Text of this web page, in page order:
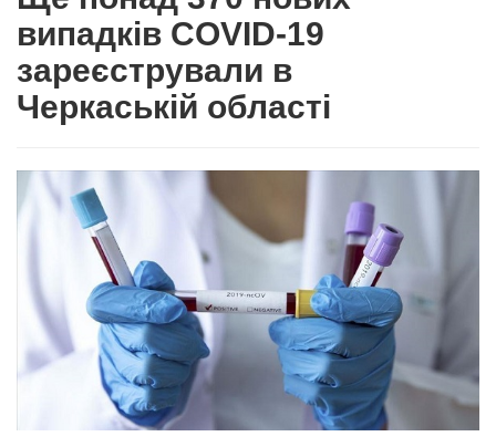
випадків COVID-19
зареєстрували в
Черкаській області